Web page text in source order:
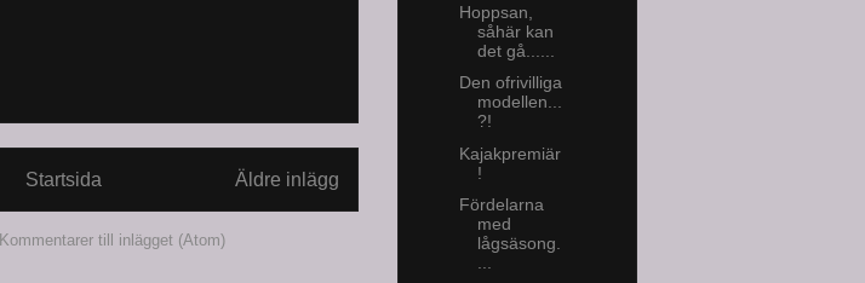
Äldre inlägg
Startsida
Kommentarer till inlägget (Atom)
Hoppsan,
såhär kan
det gå......
Den ofrivilliga
modellen...
?!
Kajakpremiär
!
Fördelarna
med
lågsäsong.